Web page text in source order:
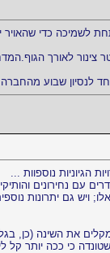
לשמיכה כדי שהאויר
שבוע מהחברה
הגיוניות נוספוות ...
עם נחירונים
ויש גם יתרונות
את השינה (כן,
כי ככה יותר קל